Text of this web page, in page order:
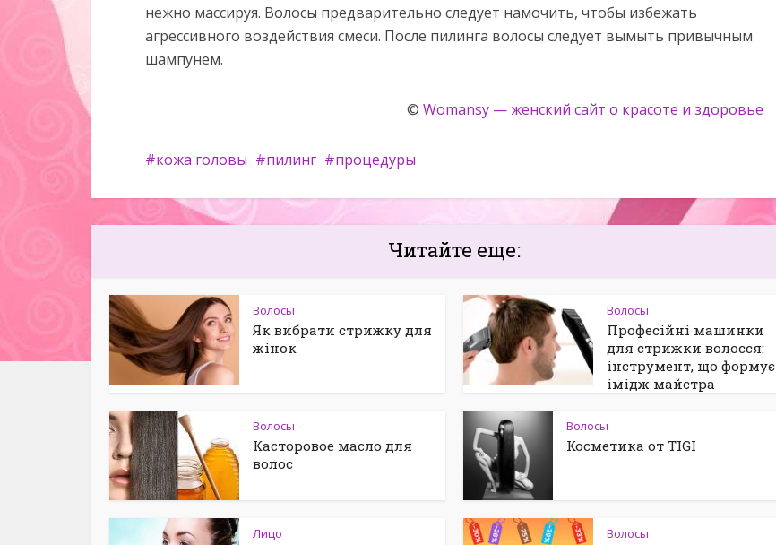
нежно массируя. Волосы предварительно следует намочить, чтобы избежать
агрессивного воздействия смеси. После пилинга волосы следует вымыть привычным
шампунем.
© Womansy — женский сайт о красоте и здоровье
кожа головы пилинг процедуры
Читайте еще:
Волосы
Як вибрати стрижку для
жінок
Волосы
Професійні машинки
для стрижки волосся:
інструмент, що формує
імідж майстра
Волосы
Касторовое масло для
волос
Волосы
Косметика от TIGI
Лицо Волосы